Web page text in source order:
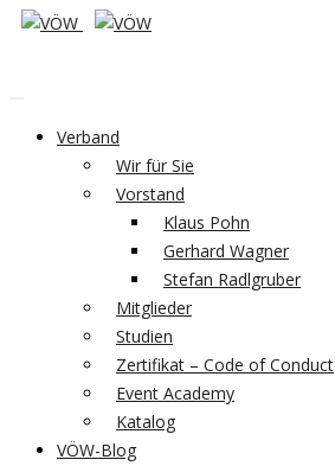
Verband
Wir für Sie
Vorstand
Klaus Pohn
Gerhard Wagner
Stefan Radlgruber
Mitglieder
Studien
Zertifikat – Code of Conduct
Event Academy
Katalog
VÖW-Blog